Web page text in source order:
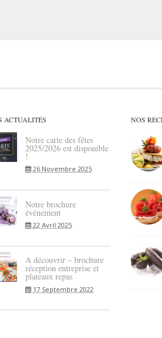
ACTUALITÉS
Notre carte des fêtes
2025/2026 est disponible
!
26 Novembre 2025
Notre brochure
événement
22 Avril 2025
A découvrir – brochure
réception entreprise et
plateaux repas
17 Septembre 2022
NOS